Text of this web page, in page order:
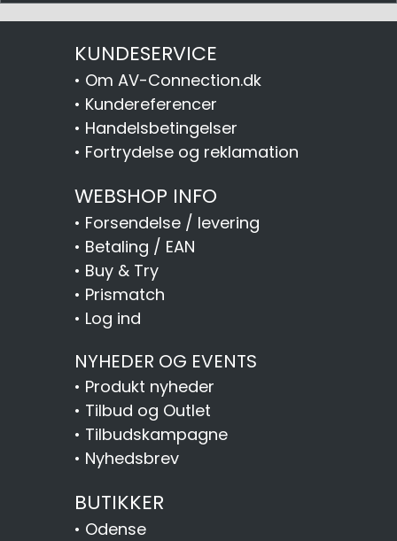
KUNDESERVICE
• Om AV-Connection.dk
• Kundereferencer
• Handelsbetingelser
• Fortrydelse og reklamation
WEBSHOP INFO
• Forsendelse / levering
• Betaling / EAN
• Buy & Try
• Prismatch
• Log ind
NYHEDER OG EVENTS
• Produkt nyheder
• Tilbud og Outlet
• Tilbudskampagne
• Nyhedsbrev
BUTIKKER
• Odense